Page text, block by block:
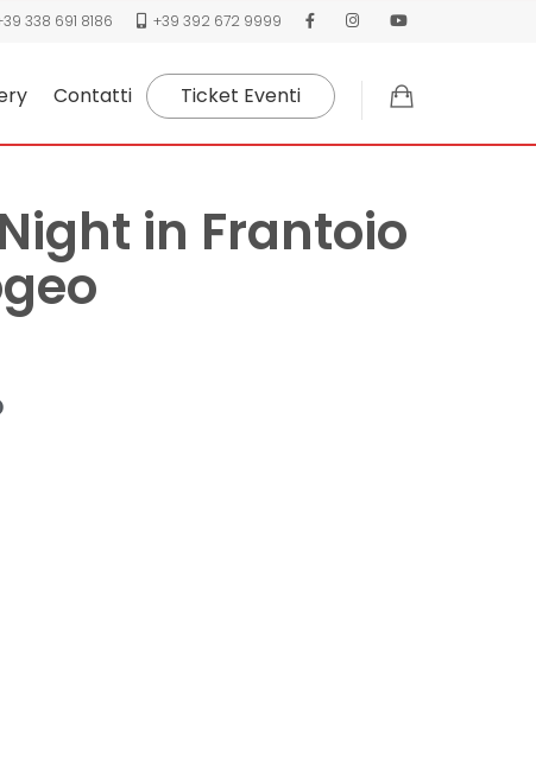
338 691 8186 +39 392 672 9999
Contatti Ticket Eventi
in Frantoio